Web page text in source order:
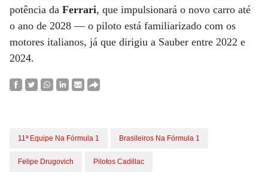
potência da Ferrari, que impulsionará o novo carro até
o ano de 2028 — o piloto está familiarizado com os
motores italianos, já que dirigiu a Sauber entre 2022 e
2024.
11ª Equipe Na Fórmula 1 Brasileiros Na Fórmula 1
Felipe Drugovich Pilotos Cadillac